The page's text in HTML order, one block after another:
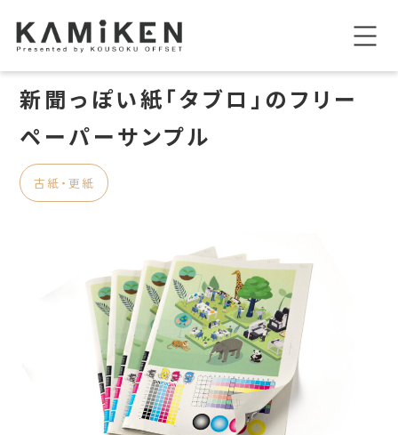
新聞っぽい紙「タブロ」のフリー
ペーパーサンプル
古紙・更紙